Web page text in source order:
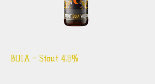
BUIA - Stout 4.8%